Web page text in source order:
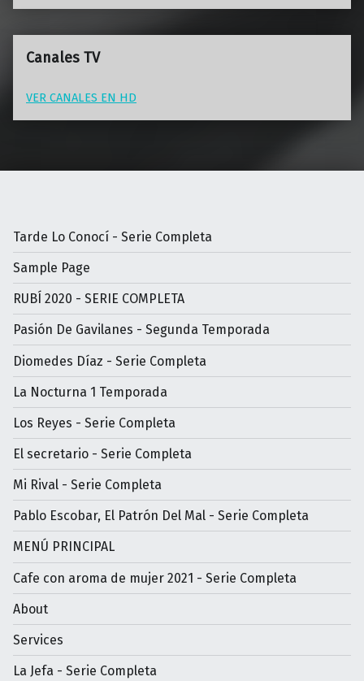
Canales TV
VER CANALES EN HD
Tarde Lo Conocí - Serie Completa
Sample Page
RUBÍ 2020 - SERIE COMPLETA
Pasión De Gavilanes - Segunda Temporada
Diomedes Díaz - Serie Completa
La Nocturna 1 Temporada
Los Reyes - Serie Completa
El secretario - Serie Completa
Mi Rival - Serie Completa
Pablo Escobar, El Patrón Del Mal - Serie Completa
MENÚ PRINCIPAL
Cafe con aroma de mujer 2021 - Serie Completa
About
Services
La Jefa - Serie Completa